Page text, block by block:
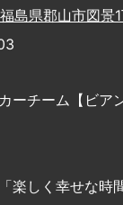
島県郡山市図景1
ーチーム【ビア
楽しく幸せな時